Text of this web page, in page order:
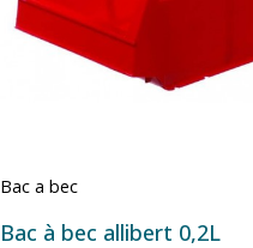
Bac a bec
Bac à bec allibert 0,2L